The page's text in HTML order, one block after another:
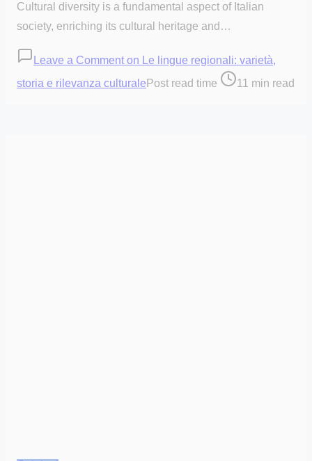
Cultural diversity is a fundamental aspect of Italian
society, enriching its cultural heritage and…
Leave a Comment on Le lingue regionali: varietà,
storia e rilevanza culturale Post read time 11 min read